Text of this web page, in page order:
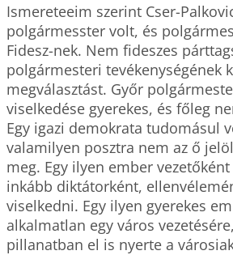
Ismereteeim szerint Cser-
polgármesster volt, és
Fidesz-nek. Nem fideszes
polgármesteri tevékenységének
megválasztást. Győr
viselkedése gyerekes, és főleg
Egy igazi demokrata tudomásul
valamilyen posztra nem az ő
meg. Egy ilyen ember
inkább diktátorként,
viselkedni. Egy ilyen gyerekes
alkalmatlan egy város
pillanatban el is nyerte a